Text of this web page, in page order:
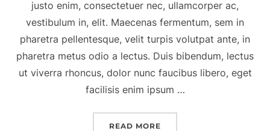
justo enim, consectetuer nec, ullamcorper ac,
vestibulum in, elit. Maecenas fermentum, sem in
pharetra pellentesque, velit turpis volutpat ante, in
pharetra metus odio a lectus. Duis bibendum, lectus
ut viverra rhoncus, dolor nunc faucibus libero, eget
facilisis enim ipsum …
READ MORE